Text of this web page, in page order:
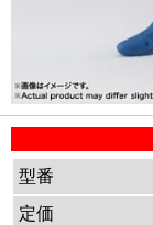
型番
定価